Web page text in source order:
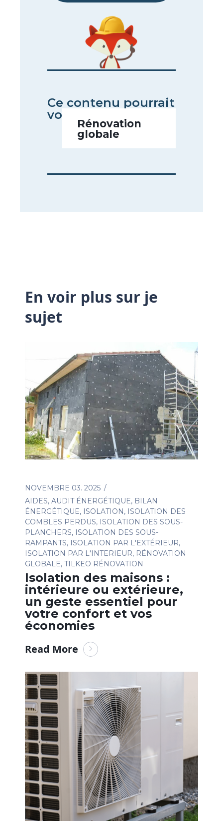
Ce contenu pourrait
vous intéresser
Rénovation
globale
En voir plus sur je
sujet
NOVEMBRE 03. 2025
AIDES, AUDIT ÉNERGÉTIQUE, BILAN
ÉNERGÉTIQUE, ISOLATION, ISOLATION DES
COMBLES PERDUS, ISOLATION DES SOUS-
PLANCHERS, ISOLATION DES SOUS-
RAMPANTS, ISOLATION PAR L'EXTÉRIEUR,
ISOLATION PAR L'INTERIEUR, RÉNOVATION
GLOBALE, TILKEO RÉNOVATION
Isolation des maisons :
intérieure ou extérieure,
un geste essentiel pour
votre confort et vos
économies
Read More